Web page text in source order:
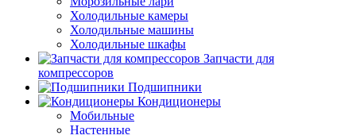
Холодильные камеры
Холодильные машины
Холодильные шкафы
Запчасти для
компрессоров
Подшипники
Кондиционеры
Мобильные
Настенные